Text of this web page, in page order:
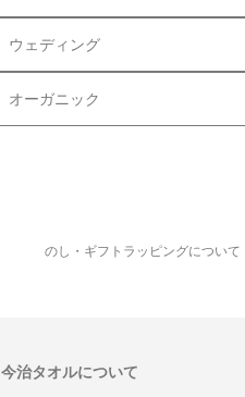
ウェディング
オーガニック
のし・ギフトラッピングについて
今治タオルについて